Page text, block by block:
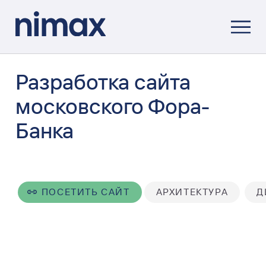
Разработка сайта
московского Фора-
Банка
ПОСЕТИТЬ САЙТ АРХИТЕКТУРА